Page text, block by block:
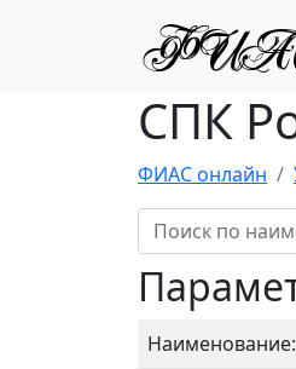
СПК
ФИАС онлайн
Наименование: